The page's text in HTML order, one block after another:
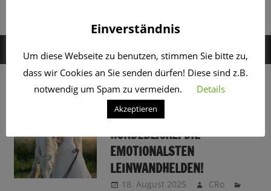
MENÜ
SCHLAGWORT:BIBI UNT TINA
PFERDESTÄRKEN UND
HUNDEBLICKE: DIE
EMOTIONALSTEN
LEINWANDHELDEN!
18. August 2025 CRo
Einverständnis
Um diese Webseite zu benutzen, stimmen Sie bitte zu,
dass wir Cookies an Sie senden dürfen! Diese sind z.B.
notwendig um Spam zu vermeiden.
Details
Akzeptieren